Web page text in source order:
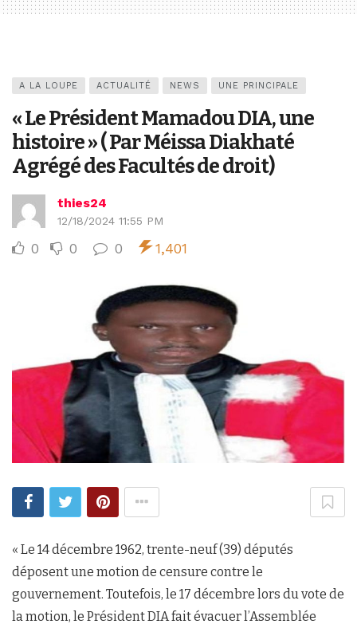
A LA LOUPE ACTUALITÉ NEWS UNE PRINCIPALE
« Le Président Mamadou DIA, une
histoire » ( Par Méissa Diakhaté
Agrégé des Facultés de droit)
thies24
12/18/2024 11:55 PM
0 0 0 1,401
« Le 14 décembre 1962, trente-neuf (39) députés
déposent une motion de censure contre le
gouvernement. Toutefois, le 17 décembre lors du vote de
la motion, le Président DIA fait évacuer l’Assemblée